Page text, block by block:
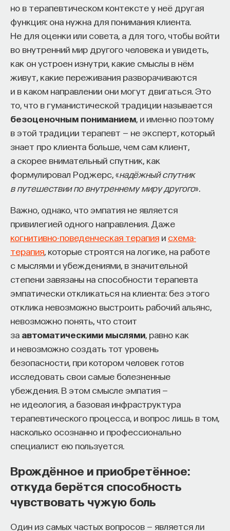
но в терапевтическом контексте у неё другая
функция: она нужна для понимания клиента.
Не для оценки или совета, а для того, чтобы войти
во внутренний мир другого человека и увидеть,
как он устроен изнутри, какие смыслы в нём
живут, какие переживания разворачиваются
и в каком направлении они могут двигаться. Это
то, что в гуманистической традиции называется
безоценочным пониманием , и именно поэтому
в этой традиции терапевт — не эксперт, который
знает про клиента больше, чем сам клиент,
а скорее внимательный спутник, как
формулировал Роджерс, «надёжный спутник
в путешествии по внутреннему миру другого».
Важно, однако, что эмпатия не является
привилегией одного направления. Даже
когнитивно-поведенческая терапия и схема-
терапия , которые строятся на логике, на работе
с мыслями и убеждениями, в значительной
степени завязаны на способности терапевта
эмпатически откликаться на клиента: без этого
отклика невозможно выстроить рабочий альянс,
невозможно понять, что стоит
за автоматическими мыслями , равно как
и невозможно создать тот уровень
безопасности, при котором человек готов
исследовать свои самые болезненные
убеждения. В этом смысле эмпатия —
не идеология, а базовая инфраструктура
терапевтического процесса, и вопрос лишь в том,
насколько осознанно и профессионально
специалист ею пользуется.
Врождённое и приобретённое:
откуда берётся способность
чувствовать чужую боль
Один из самых частых вопросов — является ли
Заполните анкету и загрузите своё резюме,
стать участником программы:
https://postnauka.org/link/tal1125_blog1
11/24/2025
НАД МАТЕРИАЛОМ РАБОТАЛИ
команда ПостНауки
Сения Долгачева
редактор ПостНауки
ТЕХНОЛОГИИ
644 публикации
МАТЕМАТИКА
БИОТЕХНОЛОГИИ ПРОГРАММНАЯ ИНЖЕНЕРИЯ
СТРОИТЕЛИ БУДУЩЕГО
ПАРТНЁР ПРОЕКТА
Что такое партнёрский материал?